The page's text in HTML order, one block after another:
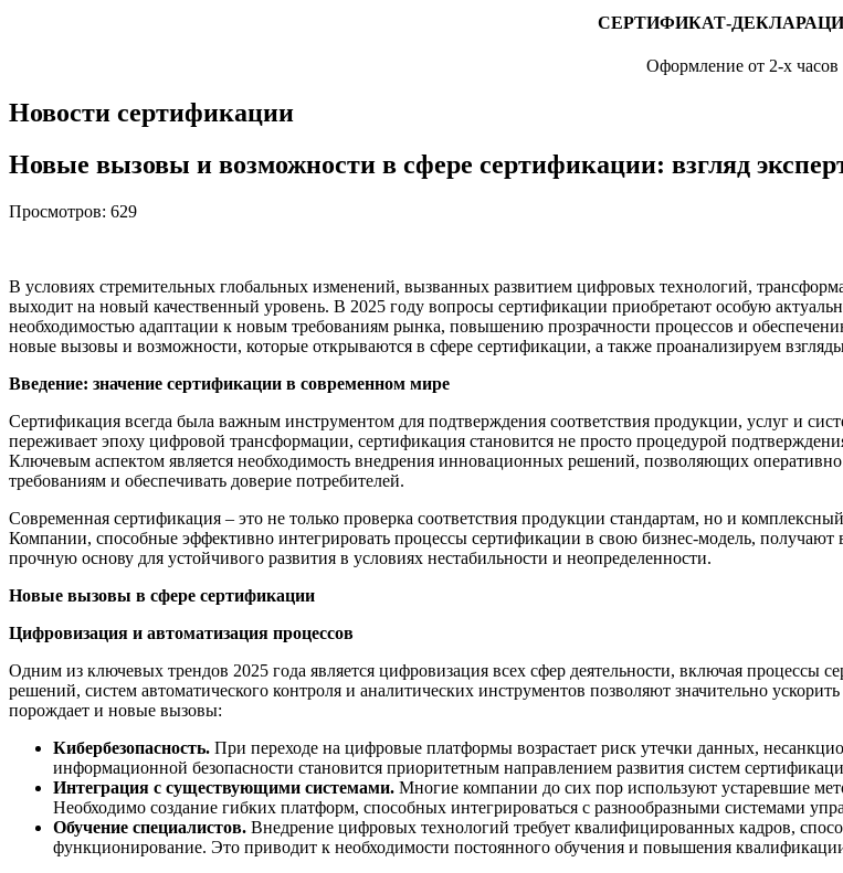
СЕРТИФИКАТ-
Оформление от 2-х часов
Новости сертификации
Новые вызовы и возможности в сфере сертификации: взгляд
Просмотров: 629
В условиях стремительных глобальных изменений, вызванных развитием цифровых технологий,
выходит на новый качественный уровень. В 2025 году вопросы сертификации приобретают особую
необходимостью адаптации к новым требованиям рынка, повышению прозрачности процессов и
новые вызовы и возможности, которые открываются в сфере сертификации, а также проанализируем
Введение: значение сертификации в современном мире
Сертификация всегда была важным инструментом для подтверждения соответствия продукции, услуг и
переживает эпоху цифровой трансформации, сертификация становится не просто процедурой
Ключевым аспектом является необходимость внедрения инновационных решений, позволяющих
требованиям и обеспечивать доверие потребителей.
Современная сертификация – это не только проверка соответствия продукции стандартам, но и
Компании, способные эффективно интегрировать процессы сертификации в свою бизнес-модель, получают
прочную основу для устойчивого развития в условиях нестабильности и неопределенности.
Новые вызовы в сфере сертификации
Цифровизация и автоматизация процессов
Одним из ключевых трендов 2025 года является цифровизация всех сфер деятельности, включая процессы
решений, систем автоматического контроля и аналитических инструментов позволяют значительно
порождает и новые вызовы:
Кибербезопасность. При переходе на цифровые платформы возрастает риск утечки данных,
информационной безопасности становится приоритетным направлением развития систем
Интеграция с существующими системами. Многие компании до сих пор используют устаревшие
Необходимо создание гибких платформ, способных интегрироваться с разнообразными системами
Обучение специалистов. Внедрение цифровых технологий требует квалифицированных кадров,
функционирование. Это приводит к необходимости постоянного обучения и повышения